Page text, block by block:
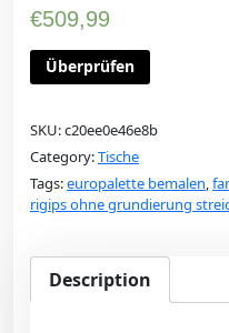
€509,99
Überprüfen
SKU:c20ee0e46e8b
Category:Tische
Tags:europalette bemalen,
rigips ohne grundierung
Description